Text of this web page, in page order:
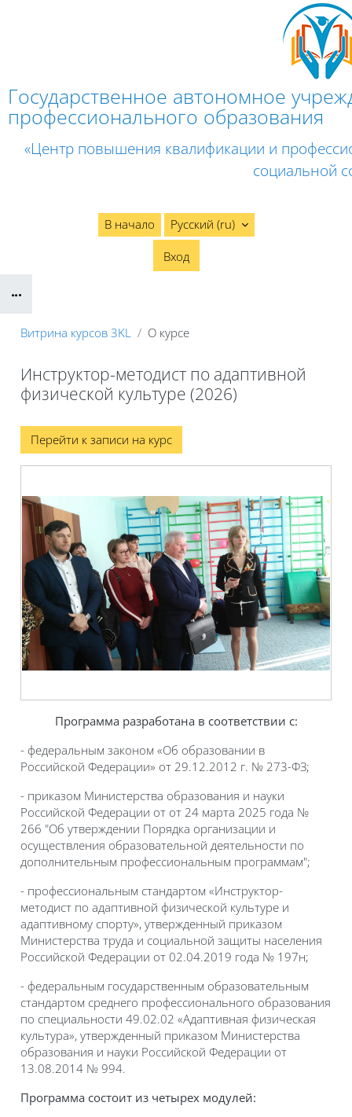
Государственное автономное
профессионального образования
«Центр повышения квалификации и
социальной
В начало Русский ‎(ru)‎
Вход
Витрина курсов 3KL О курсе
Инструктор-методист по адаптивной
физической культуре (2026)
Блоки
Перейти к записи на курс
Программа разработана в соответствии с:
- федеральным законом «Об образовании в
Российской Федерации» от 29.12.2012 г. № 273-ФЗ;
- приказом Министерства образования и науки
Российской Федерации от от 24 марта 2025 года №
266 "Об утверждении Порядка организации и
осуществления образовательной деятельности по
дополнительным профессиональным программам";
- профессиональным стандартом «Инструктор-
методист по адаптивной физической культуре и
адаптивному спорту», утвержденный приказом
Министерства труда и социальной защиты населения
Российской Федерации от 02.04.2019 года № 197н;
- федеральным государственным образовательным
стандартом среднего профессионального образования
по специальности 49.02.02 «Адаптивная физическая
культура», утвержденный приказом Министерства
образования и науки Российской Федерации от
13.08.2014 № 994.
Программа состоит из четырех модулей: